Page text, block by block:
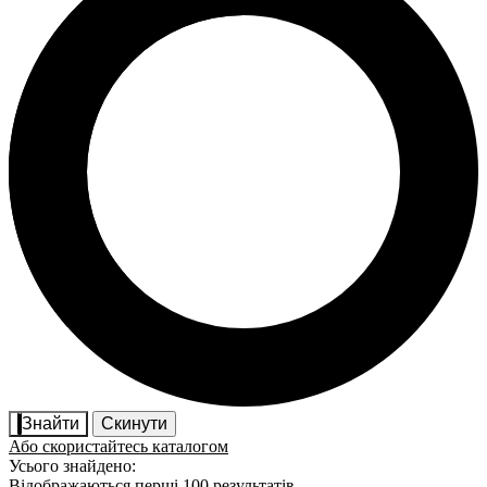
Знайти
Скинути
Або скористайтесь каталогом
Усього знайдено: